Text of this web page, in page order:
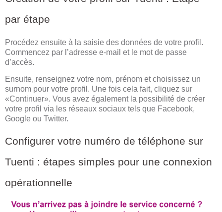
par étape
Procédez ensuite à la saisie des données de votre profil.
Commencez par l’adresse e-mail et le mot de passe
d’accès.
Ensuite, renseignez votre nom, prénom et choisissez un
surnom pour votre profil. Une fois cela fait, cliquez sur
«Continuer». Vous avez également la possibilité de créer
votre profil via les réseaux sociaux tels que Facebook,
Google ou Twitter.
Configurer votre numéro de téléphone sur
Tuenti : étapes simples pour une connexion
opérationnelle